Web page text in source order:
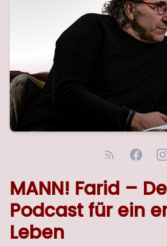
MANN! Farid –
Podcast für ein
Leben